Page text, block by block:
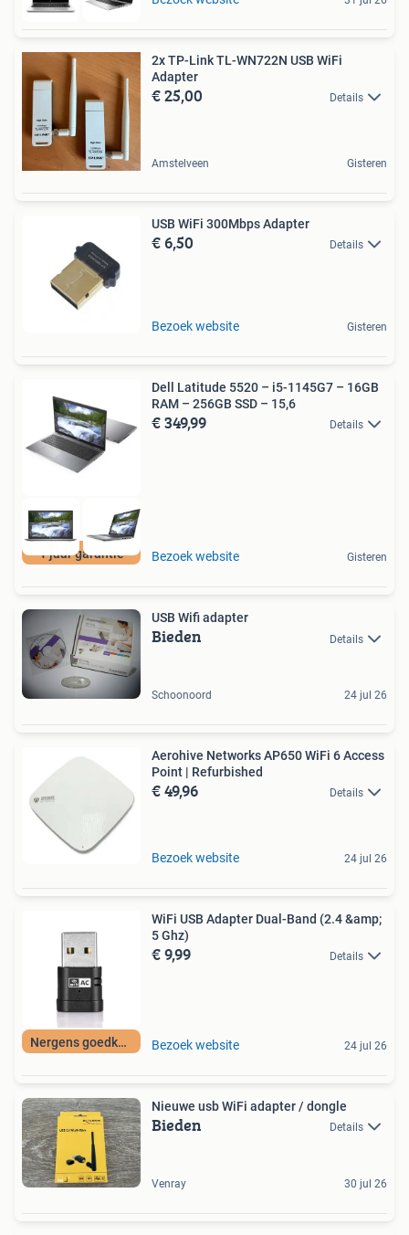
2x TP-Link TL-WN722N USB WiFi
Adapter
€ 25,00 Details
Amstelveen Gisteren
USB WiFi 300Mbps Adapter
€ 6,50 Details
Bezoek website Gisteren
1 jaar garantie
Dell Latitude 5520 – i5-1145G7 – 16GB
RAM – 256GB SSD – 15,6
€ 349,99 Details
Bezoek website Gisteren
USB Wifi adapter
Bieden Details
Schoonoord 24 jul 26
Aerohive Networks AP650 WiFi 6 Access
Point | Refurbished
€ 49,96 Details
Bezoek website 24 jul 26
Nergens goedkoper
WiFi USB Adapter Dual-Band (2.4 &amp;
5 Ghz)
€ 9,99 Details
Bezoek website 24 jul 26
Nieuwe usb WiFi adapter / dongle
Bieden Details
Venray 30 jul 26